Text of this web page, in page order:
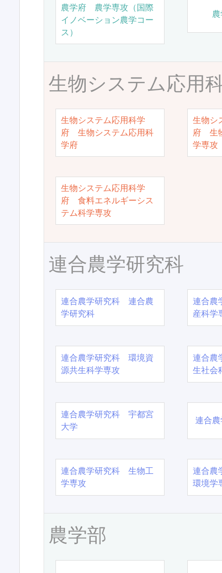
農学府 農学専攻（国際
イノベーション農学コー
ス）
生物システム応用
生物システム応用科学
府 生物システム応用科
学府
生物シ
府 生
学専攻
生物システム応用科学
府 食料エネルギーシス
テム科学専攻
連合農学研究科
連合農学研究科 連合農
学研究科
連合農
産科学
連合農学研究科 環境資
源共生科学専攻
連合農
生社会
連合農学研究科 宇都宮
大学
連合
連合農学研究科 生物工
学専攻
連合農
環境学
農学部